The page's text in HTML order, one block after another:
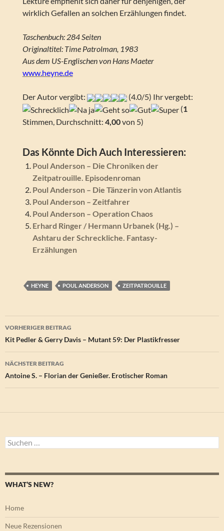
wirklich Gefallen an solchen Erzählungen findet.
Taschenbuch: 284 Seiten
Originaltitel: Time Patrolman, 1983
Aus dem US-Englischen von Hans Maeter
www.heyne.de
Der Autor vergibt:
(4.0/5) Ihr vergebt:
(1
Stimmen, Durchschnitt: 4,00von 5)
Das Könnte Dich Auch Interessieren:
Poul Anderson – Die Chroniken der
Zeitpatrouille. Episodenroman
Poul Anderson – Die Tänzerin von Atlantis
Poul Anderson – Zeitfahrer
Poul Anderson – Operation Chaos
Erhard Ringer / Hermann Urbanek (Hg.) –
Ashtaru der Schreckliche. Fantasy-
Erzählungen
HEYNE POUL ANDERSON ZEITPATROUILLE
Beitragsnavigation
VORHERIGER BEITRAG
Kit Pedler & Gerry Davis – Mutant 59: Der Plastikfresser
NÄCHSTER BEITRAG
Antoine S. – Florian der Genießer. Erotischer Roman
Suchen
nach:
WHAT’S NEW?
Home
Neue Rezensionen